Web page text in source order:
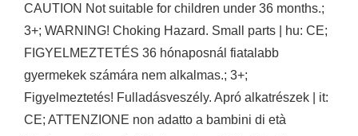
CAUTION Not suitable for children under 36 months.;
3+; WARNING! Choking Hazard. Small parts | hu: CE;
FIGYELMEZTETÉS 36 hónaposnál fiatalabb
gyermekek számára nem alkalmas.; 3+;
Figyelmeztetés! Fulladásveszély. Apró alkatrészek | it:
CE; ATTENZIONE non adatto a bambini di età